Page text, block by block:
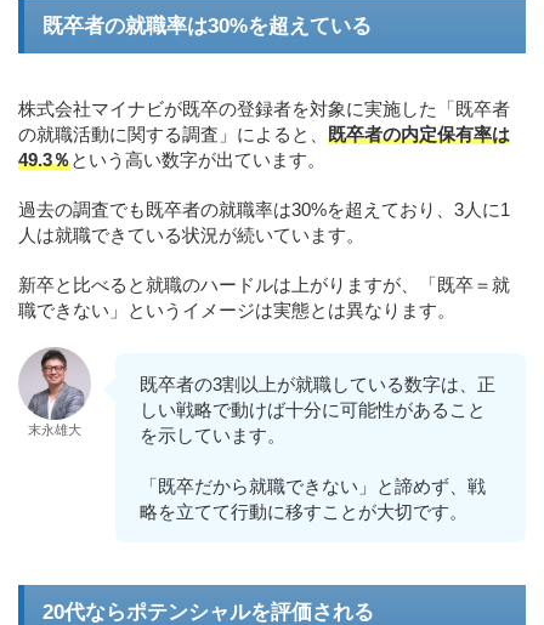
既卒者の就職率は30%を超えている
株式会社マイナビが既卒の登録者を対象に実施した「既卒者
の就職活動に関する調査」によると、 既卒者の内定保有率は
49.3％という高い数字が出ています。
過去の調査でも既卒者の就職率は30%を超えており、3人に1
人は就職できている状況が続いています。
新卒と比べると就職のハードルは上がりますが、「既卒＝就
職できない」というイメージは実態とは異なります。
末永雄大
既卒者の3割以上が就職している数字は、正
しい戦略で動けば十分に可能性があること
を示しています。
「既卒だから就職できない」と諦めず、戦
略を立てて行動に移すことが大切です。
20代ならポテンシャルを評価される